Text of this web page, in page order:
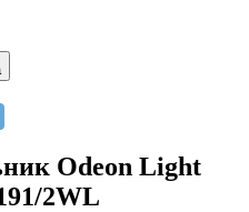
Odeon Light
2WL